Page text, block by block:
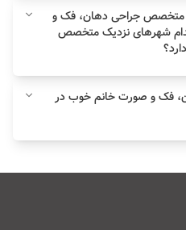
متخصص جراحی دهان، فک و
شهرهای نزدیک متخصص
فک و صورت خانم خوب در